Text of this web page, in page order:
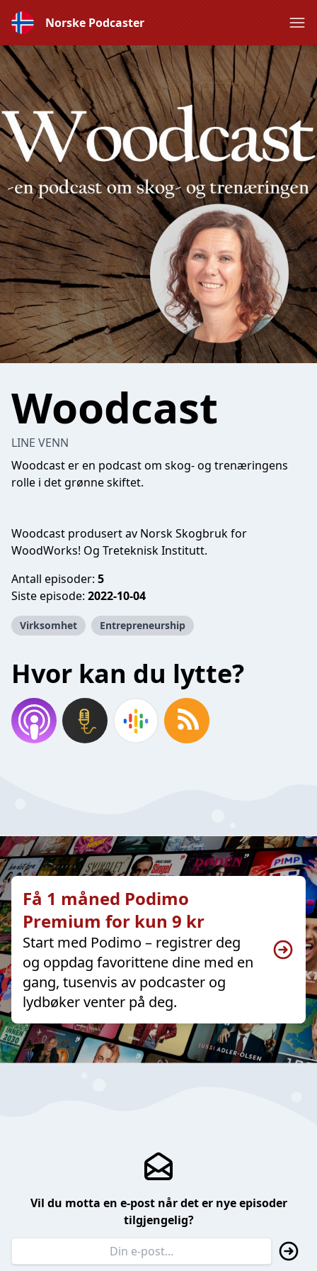
Norske Podcaster
Woodcast
LINE VENN
Woodcast er en podcast om skog- og trenæringens
rolle i det grønne skiftet.
Woodcast produsert av Norsk Skogbruk for
WoodWorks! Og Treteknisk Institutt.
Antall episoder: 5
Siste episode: 2022-10-04
Virksomhet Entrepreneurship
Hvor kan du lytte?
Få 1 måned Podimo
Premium for kun 9 kr
Start med Podimo – registrer deg
og oppdag favorittene dine med en
gang, tusenvis av podcaster og
lydbøker venter på deg.
Vil du motta en e-post når det er nye episoder
tilgjengelig?